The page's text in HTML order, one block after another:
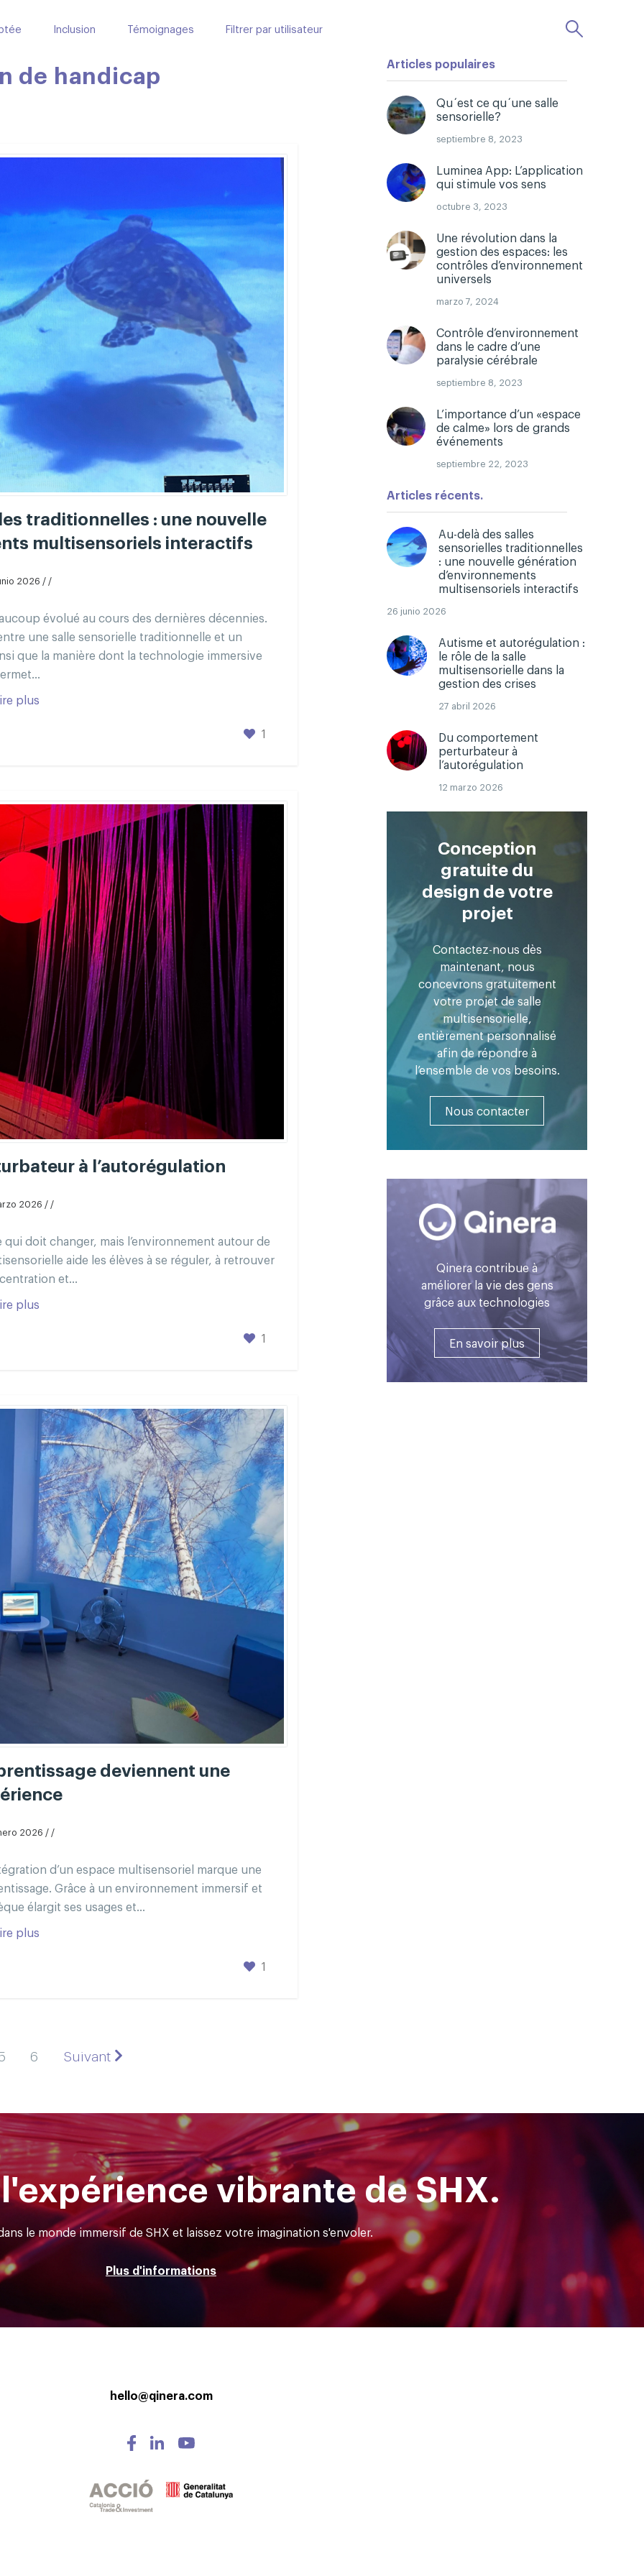
Inclusion Témoignages Filtrer par utilisateur
de handicap
traditionnelles : une nouvelle
multisensoriels interactifs
2026 / /
évolué au cours des dernières décennies.
une salle sensorielle traditionnelle et un
que la manière dont la technologie immersive
plus
1
à l’autorégulation
2026 / /
qui doit changer, mais l’environnement autour de
aide les élèves à se réguler, à retrouver
et...
plus
1
deviennent une
2026 / /
d’un espace multisensoriel marque une
Grâce à un environnement immersif et
élargit ses usages et...
plus
1
6 Suivant
Articles populaires
Qu´est ce qu´une salle
sensorielle?
septiembre 8, 2023
Luminea App: L’application
qui stimule vos sens
octubre 3, 2023
Une révolution dans la
gestion des espaces: les
contrôles d’environnement
universels
marzo 7, 2024
Contrôle d’environnement
dans le cadre d’une
paralysie cérébrale
septiembre 8, 2023
L’importance d’un «espace
de calme» lors de grands
événements
septiembre 22, 2023
Articles récents.
Au-delà des salles
sensorielles traditionnelles
: une nouvelle génération
d’environnements
multisensoriels interactifs
26 junio 2026
Autisme et autorégulation :
le rôle de la salle
multisensorielle dans la
gestion des crises
27 abril 2026
Du comportement
perturbateur à
l’autorégulation
12 marzo 2026
Conception
gratuite du
design de votre
projet
Contactez-nous dès
maintenant, nous
concevrons gratuitement
votre projet de salle
multisensorielle,
entièrement personnalisé
afin de répondre à
l’ensemble de vos besoins.
Nous contacter
Qinera contribue à
améliorer la vie des gens
grâce aux technologies
En savoir plus
vibrante de SHX.
le monde immersif de SHX et laissez votre imagination s'envoler.
Plus d'informations
hello@qinera.com